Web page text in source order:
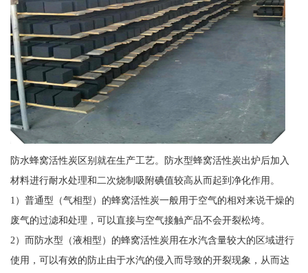
防水蜂窝活性炭区别就在生产工艺。防水型蜂窝活性炭出炉后加入
材料进行耐水处理和二次烧制吸附碘值较高从而起到净化作用。
1）普通型（气相型）的蜂窝活性炭一般用于空气的相对来说干燥的
废气的过滤和处理，可以直接与空气接触产品不会开裂松垮。
2）而防水型（液相型）的蜂窝活性炭用在水汽含量较大的区域进行
使用，可以有效的防止由于水汽的侵入而导致的开裂现象，从而达